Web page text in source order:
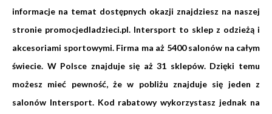
informacje na temat dostępnych okazji znajdziesz na naszej
stronie promocjedladzieci.pl. Intersport to sklep z odzieżą i
akcesoriami sportowymi. Firma ma aż 5400 salonów na całym
świecie. W Polsce znajduje się aż 31 sklepów. Dzięki temu
możesz mieć pewność, że w pobliżu znajduje się jeden z
salonów Intersport. Kod rabatowy wykorzystasz jednak na